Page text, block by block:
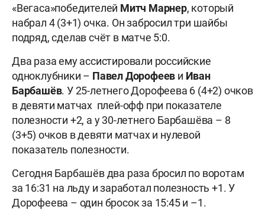
«Вегаса»победителей Митч Марнер, который
набрал 4 (3+1) очка. Он забросил три шайбы
подряд, сделав счёт в матче 5:0.
Два раза ему ассистировали российские
одноклубники – Павел Дорофеев и Иван
Барбашёв. У 25-летнего Дорофеева 6 (4+2) очков
в девяти матчах плей-офф при показателе
полезности +2, а у 30-летнего Барбашёва – 8
(3+5) очков в девяти матчах и нулевой
показатель полезности.
Сегодня Барбашёв два раза бросил по воротам
за 16:31 на льду и заработал полезность +1. У
Дорофеева – один бросок за 15:45 и –1.